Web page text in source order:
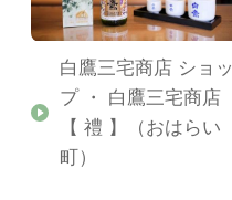
白鷹三宅商店 ショッ
プ ・ 白鷹三宅商店
【 禮 】（おはらい
町）